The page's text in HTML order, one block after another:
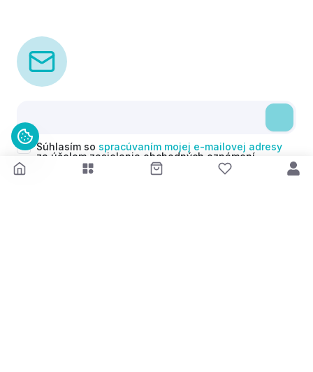
Súhlasím so spracúvaním mojej e-mailovej adresy
za účelom zasielania obchodných oznámení
(newsletterov) v súlade s čl. 6 ods. 1 písm. a)
Nariadenia GDPR. Svoj súhlas môžem kedykoľvek